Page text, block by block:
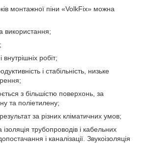
монтажної піни «VolkFix» можна
використання;
внутрішніх робіт;
і стабільність, низьке
з більшістю поверхонь, за
та поліетилену;
за різних кліматичних умов;
трубопроводів і кабельних
і каналізації. Звукоізоляція